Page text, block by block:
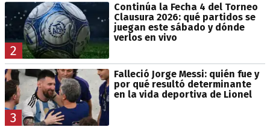
2
Continúa la Fecha 4 del Torneo
Clausura 2026: qué partidos se
juegan este sábado y dónde
verlos en vivo
3
Falleció Jorge Messi: quién fue y
por qué resultó determinante
en la vida deportiva de Lionel